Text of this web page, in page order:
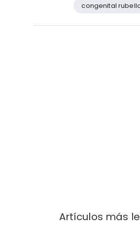
congenital
Artículos más